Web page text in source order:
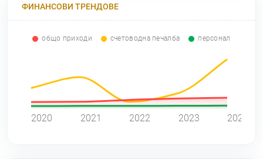
ФИНАНСОВИ ТРЕНДОВЕ
общо приходи счетоводна печалба персонал
2020 2021 2022 2023 2024